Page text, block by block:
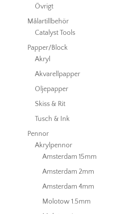
Övrigt
Målartillbehör
Catalyst Tools
Papper/Block
Akryl
Akvarellpapper
Oljepapper
Skiss & Rit
Tusch & Ink
Pennor
Akrylpennor
Amsterdam 15mm
Amsterdam 2mm
Amsterdam 4mm
Molotow 1.5mm